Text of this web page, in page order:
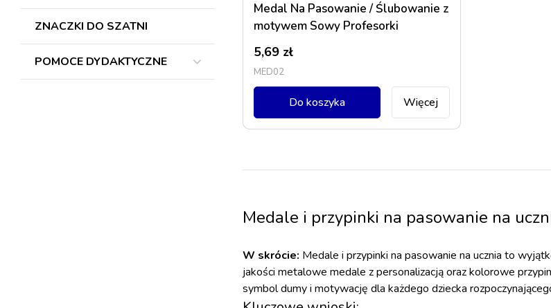
ZNACZKI DO SZATNI
POMOCE DYDAKTYCZNE
Medal Na Pasowanie / Ślubowanie z
motywem Sowy Profesorki
5,69 zł
MED02
Więcej
Do koszyka
Medale i przypinki na pasowanie na
W skrócie: Medale i przypinki na pasowanie na ucznia to
jakości metalowe medale z personalizacją oraz kolorowe
symbol dumy i motywację dla każdego dziecka